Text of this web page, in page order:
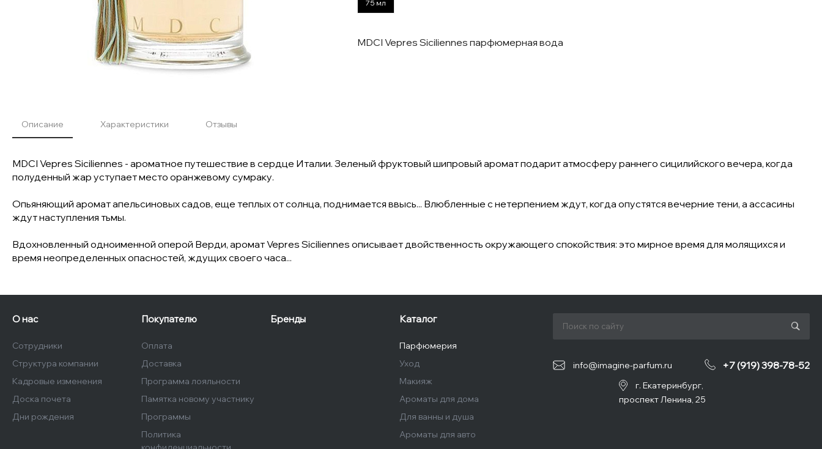
75 мл
MDCI Vepres Siciliennes парфюмерная вода
Описание Характеристики Отзывы
MDCI Vepres Siciliennes - ароматное путешествие в сердце Италии. Зеленый фруктовый шипровый аромат подарит атмосферу раннего сицилийского вечера, когда
полуденный жар уступает место оранжевому сумраку.
Опьяняющий аромат апельсиновых садов, еще теплых от солнца, поднимается ввысь... Влюбленные с нетерпением ждут, когда опустятся вечерние тени, а ассасины
ждут наступления тьмы.
Вдохновленный одноименной оперой Верди, аромат Vepres Siciliennes описывает двойственность окружающего спокойствия: это мирное время для молящихся и
время неопределенных опасностей, ждущих своего часа...
О нас
Сотрудники
Структура компании
Кадровые изменения
Доска почета
Дни рождения
Покупателю
Оплата
Доставка
Программа лояльности
Памятка новому участнику
Программы
Политика
Бренды Каталог
Парфюмерия
Уход
Макияж
Ароматы для дома
Для ванны и душа
Ароматы для авто
info@imagine-parfum.ru +7 (919) 398-78-52
г. Екатеринбург,
проспект Ленина, 25